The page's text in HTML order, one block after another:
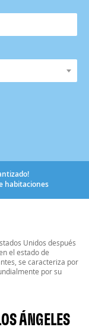
habitaciones
Unidos después
el estado de
se caracteriza por
por su
ÁNGELES